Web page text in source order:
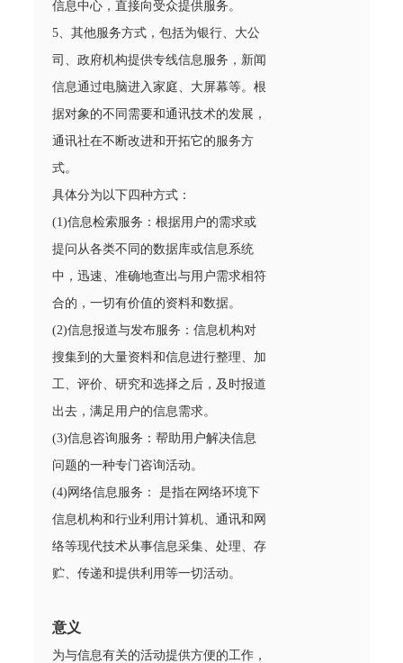
信息中心，直接向受众提供服务。
5、其他服务方式，包括为银行、大公
司、政府机构提供专线信息服务，新闻
信息通过电脑进入家庭、大屏幕等。根
据对象的不同需要和通讯技术的发展，
通讯社在不断改进和开拓它的服务方
式。
具体分为以下四种方式：
(1)信息检索服务：根据用户的需求或
提问从各类不同的数据库或信息系统
中，迅速、准确地查出与用户需求相符
合的，一切有价值的资料和数据。
(2)信息报道与发布服务：信息机构对
搜集到的大量资料和信息进行整理、加
工、评价、研究和选择之后，及时报道
出去，满足用户的信息需求。
(3)信息咨询服务：帮助用户解决信息
问题的一种专门咨询活动。
(4)网络信息服务： 是指在网络环境下
信息机构和行业利用计算机、通讯和网
络等现代技术从事信息采集、处理、存
贮、传递和提供利用等一切活动。
意义
为与信息有关的活动提供方便的工作，